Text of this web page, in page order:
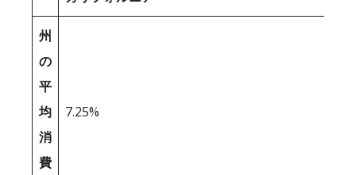
州
の
平
均
消
費
7.25%